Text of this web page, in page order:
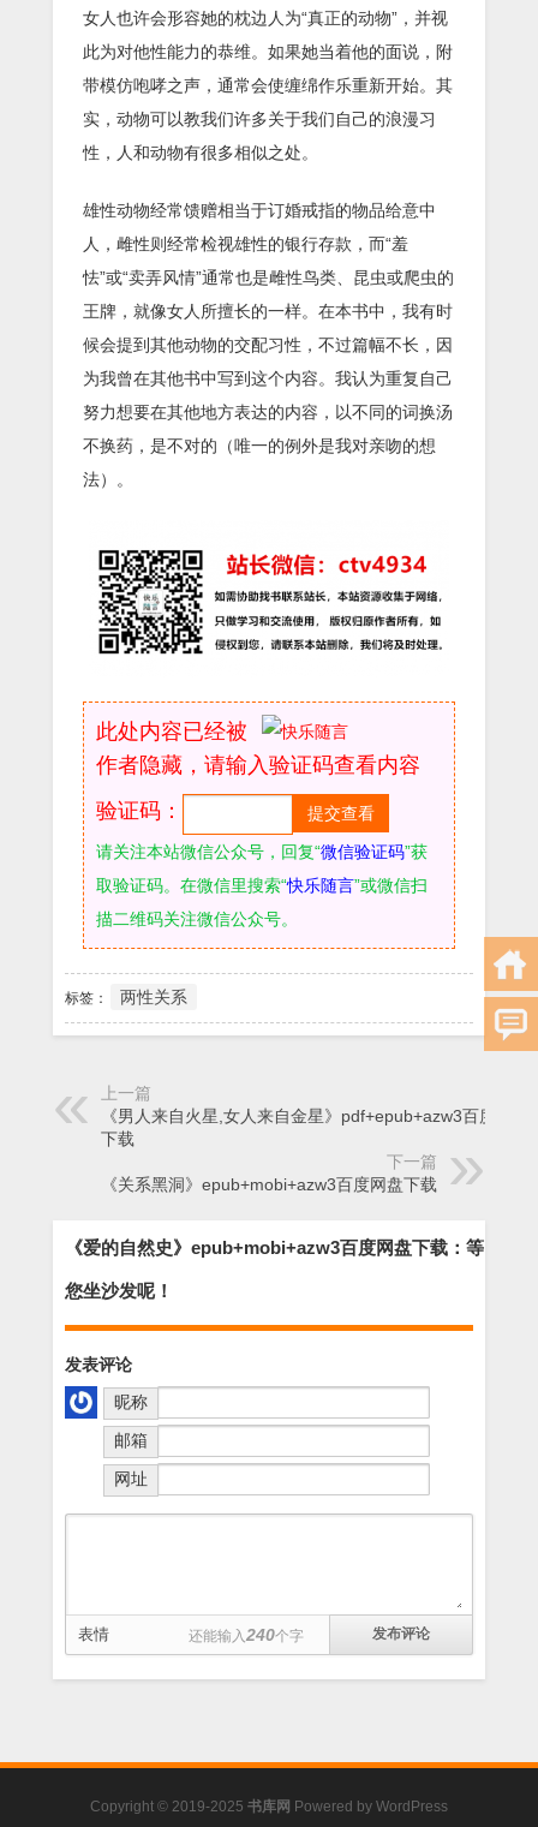
女人也许会形容她的枕边人为“真正的动物”，并视
此为对他性能力的恭维。如果她当着他的面说，附
带模仿咆哮之声，通常会使缠绵作乐重新开始。其
实，动物可以教我们许多关于我们自己的浪漫习
性，人和动物有很多相似之处。
雄性动物经常馈赠相当于订婚戒指的物品给意中
人，雌性则经常检视雄性的银行存款，而“羞
怯”或“卖弄风情”通常也是雌性鸟类、昆虫或爬虫的
王牌，就像女人所擅长的一样。在本书中，我有时
候会提到其他动物的交配习性，不过篇幅不长，因
为我曾在其他书中写到这个内容。我认为重复自己
努力想要在其他地方表达的内容，以不同的词换汤
不换药，是不对的（唯一的例外是我对亲吻的想
法）。
此处内容已经被
作者隐藏，请输入验证码查看内容
验证码：
请关注本站微信公众号，回复“微信验证码”获
取验证码。在微信里搜索“快乐随言”或微信扫
描二维码关注微信公众号。
标签： 两性关系
上一篇
《男人来自火星,女人来自金星》pdf+epub+azw3百度网盘
下载
下一篇
《关系黑洞》epub+mobi+azw3百度网盘下载
《爱的自然史》epub+mobi+azw3百度网盘下载：等
您坐沙发呢！
发表评论
昵称
邮箱
网址
表情 还能输入 240个字
Copyright © 2019-2025 书库网 Powered by WordPress